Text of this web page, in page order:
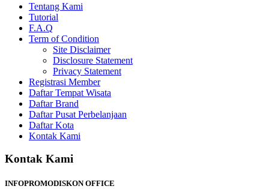
Tentang Kami
Tutorial
F.A.Q
Term of Condition
Site Disclaimer
Disclosure Statement
Privacy Statement
Registrasi Member
Daftar Tempat Wisata
Daftar Brand
Daftar Pusat Perbelanjaan
Daftar Kota
Kontak Kami
Kontak Kami
INFOPROMODISKON OFFICE